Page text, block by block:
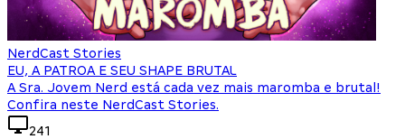
NerdCast Stories
EU, A PATROA E SEU SHAPE BRUTAL
A Sra. Jovem Nerd está cada vez mais maromba e brutal!
Confira neste NerdCast Stories.
241